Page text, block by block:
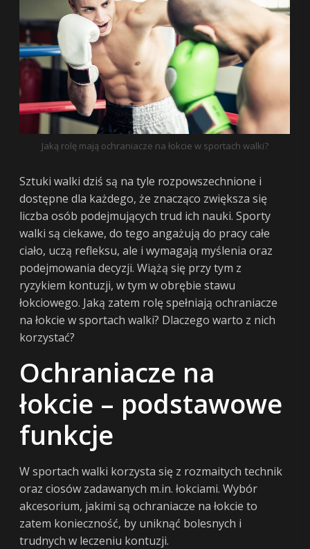
życiu
po
pracy
finanse,
podróże,
lifestyle
Jaką rolę mają ochraniacze na łokcie w sportach walki?
Sztuki walki dziś są na tyle rozpowszechnione i
dostępne dla każdego, że znacząco zwiększa się
liczba osób podejmujących trud ich nauki. Sporty
walki są ciekawe, do tego angażują do pracy całe
ciało, uczą refleksu, ale i wymagają myślenia oraz
podejmowania decyzji. Wiążą się przy tym z
ryzykiem kontuzji, w tym w obrębie stawu
łokciowego. Jaką zatem rolę spełniają ochraniacze
na łokcie w sportach walki? Dlaczego warto z nich
korzystać?
Ochraniacze na
łokcie – podstawowe
funkcje
W sportach walki korzysta się z rozmaitych technik
oraz ciosów zadawanych m.in. łokciami. Wybór
akcesorium, jakimi są ochraniacze na łokcie to
zatem konieczność, by uniknąć bolesnych i
trudnych w leczeniu kontuzji.